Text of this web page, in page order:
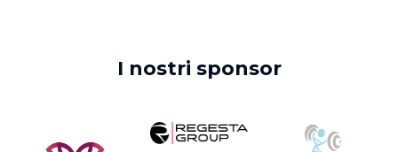
I nostri sponsor